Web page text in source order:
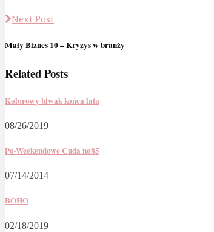
Next Post
Mały Biznes 10 – Kryzys w branży
Related Posts
Kolorowy biwak końca lata
08/26/2019
Po-Weekendowe Cuda no85
07/14/2014
BOHO
02/18/2019